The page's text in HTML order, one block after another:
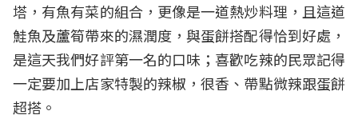
塔，有魚有菜的組合，更像是一道熱炒料理，且這道
鮭魚及蘆筍帶來的濕潤度，與蛋餅搭配得恰到好處，
是這天我們好評第一名的口味；喜歡吃辣的民眾記得
一定要加上店家特製的辣椒，很香、帶點微辣跟蛋餅
超搭。